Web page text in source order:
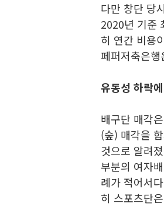
다만 창단 당
2020년 기준
히 연간 비용
페퍼저축은
유동성 하락
배구단 매각
(숲) 매각을
것으로 알려
부분의 여자
례가 적어서
히 스포츠단